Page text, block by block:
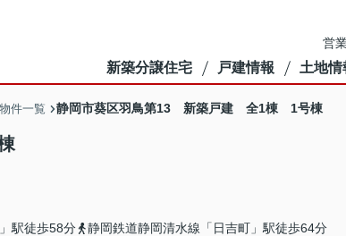
営
新築分譲住宅 戸建情報 土地情
件一覧 静岡市葵区羽鳥第13 新築戸建 全1棟 1号棟
駅徒歩58分 静岡鉄道静岡清水線「日吉町」駅徒歩64分